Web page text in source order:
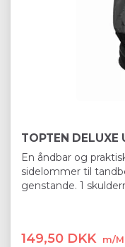
TOPTEN DELUXE
En åndbar og
sidelommer til
genstande. 1
149,50 DKK m/